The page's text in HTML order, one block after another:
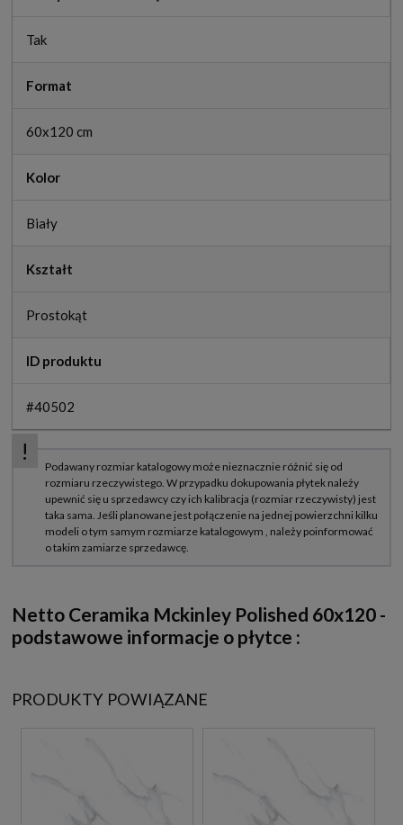
Tak
Format
60x120 cm
Kolor
Biały
Kształt
Prostokąt
ID produktu
#40502
Netto Ceramika Mckinley Polished 60x120 -
podstawowe informacje o płytce :
PRODUKTY POWIĄZANE